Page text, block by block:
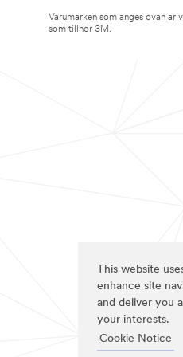
This website
enhance site
and deliver you
your interests.
Cookie Notice
Varumärken som anges ovan är
som tillhör 3M.